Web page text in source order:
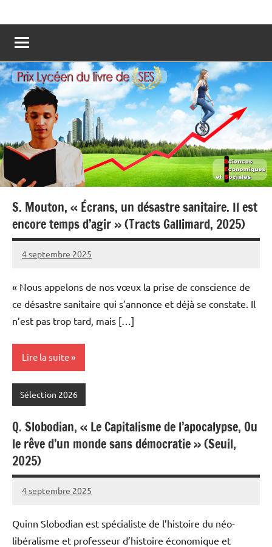
au
contenu
Prix
lycéen
du
Livre
de
SES
votent
pour
leur
livre
préféré
de
Sciences
Economiques
Sociales
S. Mouton, « Écrans, un désastre sanitaire. Il est
encore temps d’agir » (Tracts Gallimard, 2025)
4 septembre 2025
Fabien
7
« Nous appelons de nos vœux la prise de conscience de
ce désastre sanitaire qui s’annonce et déjà se constate. Il
n’est pas trop tard, mais […]
Lire la suite
Sélection 2026
Q. Slobodian, « Le Capitalisme de l’apocalypse, Ou
le rêve d’un monde sans démocratie » (Seuil,
2025)
4 septembre 2025
Fabien
2
Quinn Slobodian est spécialiste de l’histoire du néo-
libéralisme et professeur d’histoire économique et